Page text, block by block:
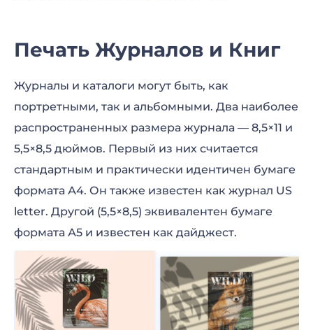
Печать Журналов и Книг
Журналы и каталоги могут быть, как
портретными, так и альбомными. Два наиболее
распространенных размера журнала — 8,5×11 и
5,5×8,5 дюймов. Первый из них считается
стандартным и практически идентичен бумаге
формата А4. Он также известен как журнал US
letter. Другой (5,5×8,5) эквивалентен бумаге
формата А5 и известен как дайджест.